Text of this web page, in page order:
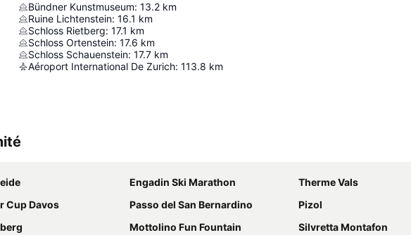
Bündner Kunstmuseum: 13.2 km
Ruine Lichtenstein: 16.1 km
Schloss Rietberg: 17.1 km
Schloss Ortenstein: 17.6 km
Schloss Schauenstein: 17.7 km
Aéroport International De Zurich: 113.8 km
Engadin Ski Marathon
Therme Vals
Cup Davos Passo del San Bernardino
Pizol
Mottolino Fun Fountain
Silvretta Montafon